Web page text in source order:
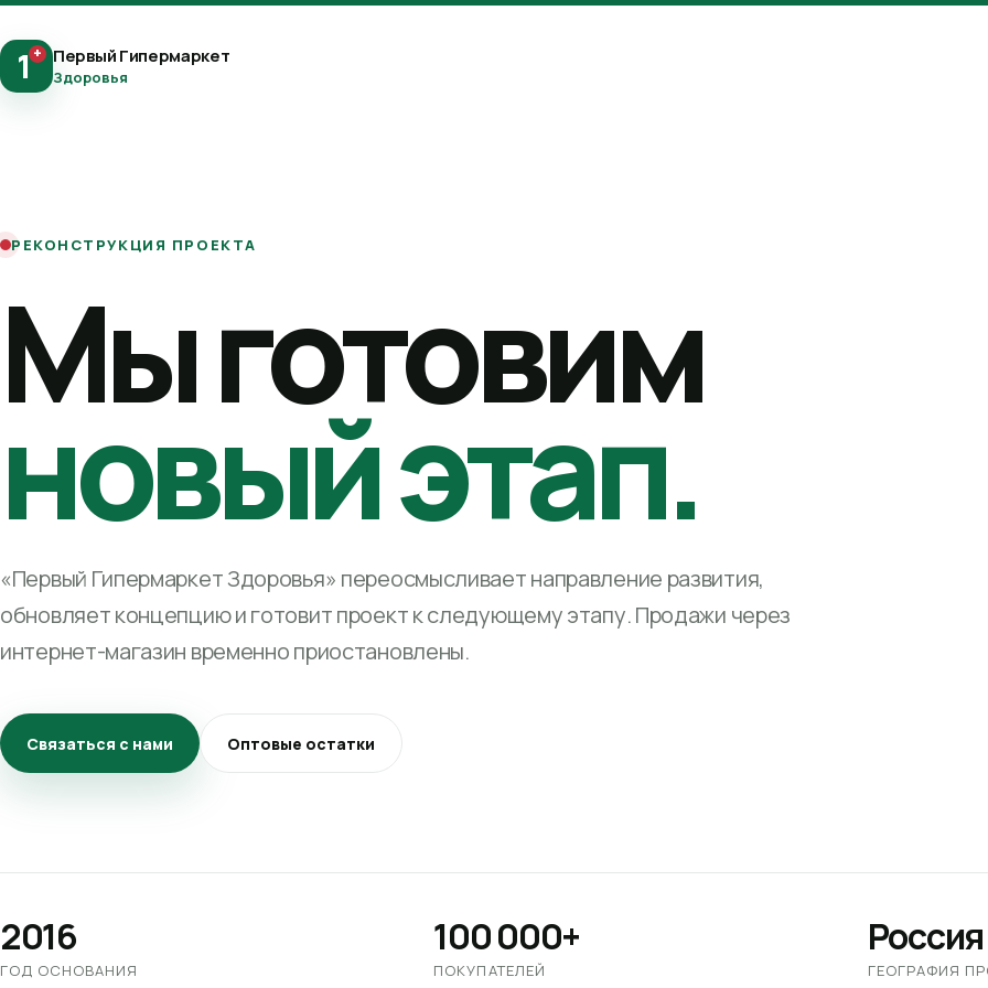
1+ Первый Гипермаркет
Здоровья
РЕКОНСТРУКЦИЯ ПРОЕКТА
Мы готовим
новый этап.
«Первый Гипермаркет Здоровья» переосмысливает направление развития,
обновляет концепцию и готовит проект к следующему этапу. Продажи через
интернет-магазин временно приостановлены.
Связаться с нами Оптовые остатки
2016
ГОД ОСНОВАНИЯ
100 000+
ПОКУПАТЕЛЕЙ
Россия
ГЕОГРАФИЯ